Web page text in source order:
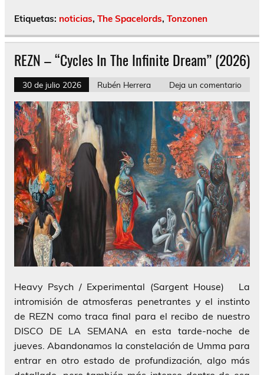
Etiquetas: noticias, The Spacelords, Tonzonen
REZN – “Cycles In The Infinite Dream” (2026)
30 de julio 2026 Rubén Herrera Deja un comentario
Heavy Psych / Experimental (Sargent House) La
intromisión de atmosferas penetrantes y el instinto
de REZN como traca final para el recibo de nuestro
DISCO DE LA SEMANA en esta tarde-noche de
jueves. Abandonamos la constelación de Umma para
entrar en otro estado de profundización, algo más